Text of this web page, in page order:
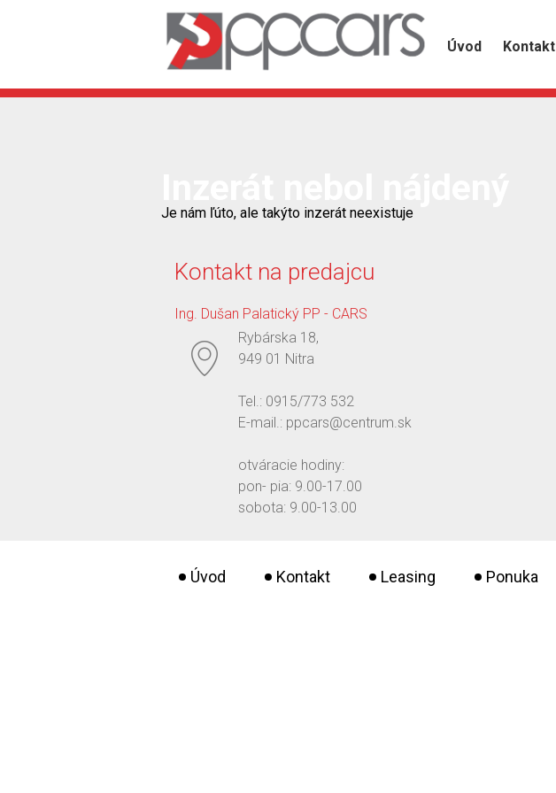
Úvod Kontakt
Je nám ľúto, ale takýto inzerát neexistuje
Kontakt na predajcu
Ing. Dušan Palatický PP - CARS
Rybárska 18,
949 01 Nitra
Tel.: 0915/773 532
E-mail.: ppcars@centrum.sk
otváracie hodiny:
pon- pia: 9.00-17.00
sobota: 9.00-13.00
Úvod Kontakt Leasing Ponuka